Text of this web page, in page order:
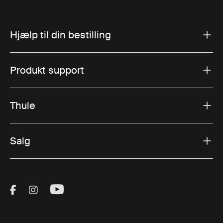
Hjælp til din bestilling
Produkt support
Thule
Salg
Visit Thule on Facebook (external link)
Visit Thule on Instagram (external link)
Visit Thule on Youtube (external